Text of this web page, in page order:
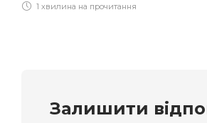
1 хвилина на прочитання
Залишити